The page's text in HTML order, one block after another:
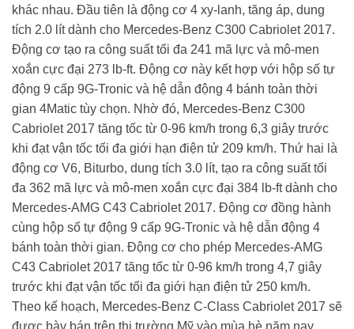
khác nhau. Đầu tiên là động cơ 4 xy-lanh, tăng áp, dung
tích 2.0 lít dành cho Mercedes-Benz C300 Cabriolet 2017.
Động cơ tạo ra công suất tối đa 241 mã lực và mô-men
xoắn cực đại 273 lb-ft. Động cơ này kết hợp với hộp số tự
động 9 cấp 9G-Tronic và hệ dẫn động 4 bánh toàn thời
gian 4Matic tùy chọn. Nhờ đó, Mercedes-Benz C300
Cabriolet 2017 tăng tốc từ 0-96 km/h trong 6,3 giây trước
khi đạt vận tốc tối đa giới hạn điện tử 209 km/h. Thứ hai là
động cơ V6, Biturbo, dung tích 3.0 lít, tạo ra công suất tối
đa 362 mã lực và mô-men xoắn cực đại 384 lb-ft dành cho
Mercedes-AMG C43 Cabriolet 2017. Động cơ đồng hành
cùng hộp số tự động 9 cấp 9G-Tronic và hệ dẫn động 4
bánh toàn thời gian. Động cơ cho phép Mercedes-AMG
C43 Cabriolet 2017 tăng tốc từ 0-96 km/h trong 4,7 giây
trước khi đạt vận tốc tối đa giới hạn điện tử 250 km/h.
Theo kế hoạch, Mercedes-Benz C-Class Cabriolet 2017 sẽ
được bày bán trên thị trường Mỹ vào mùa hè năm nay.